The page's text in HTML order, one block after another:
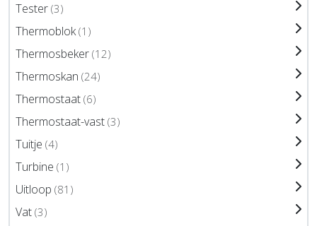
Tester (3)
Thermoblok(1)
Thermosbeker (12)
Thermoskan (24)
Thermostaat (6)
Thermostaat-vast (3)
Tuitje (4)
Turbine (1)
Uitloop (81)
Vat (3)